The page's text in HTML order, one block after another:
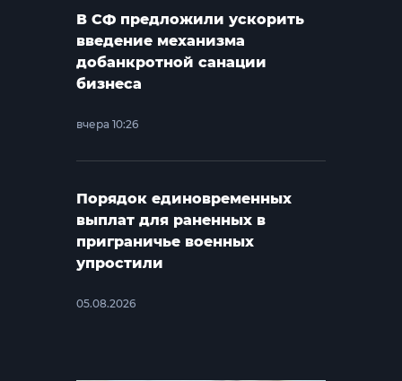
В СФ предложили ускорить
введение механизма
добанкротной санации
бизнеса
вчера 10:26
Порядок единовременных
выплат для раненных в
приграничье военных
упростили
05.08.2026